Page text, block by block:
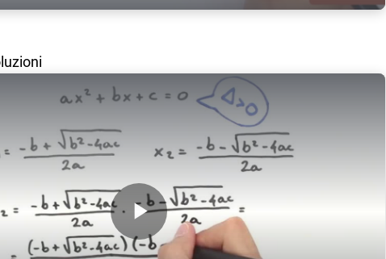
Play Video